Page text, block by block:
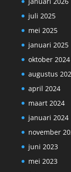
juli 2025
mei 2025
januari 2025
oktober 2024
augustus
april 2024
maart 2024
januari 2024
november
juni 2023
mei 2023